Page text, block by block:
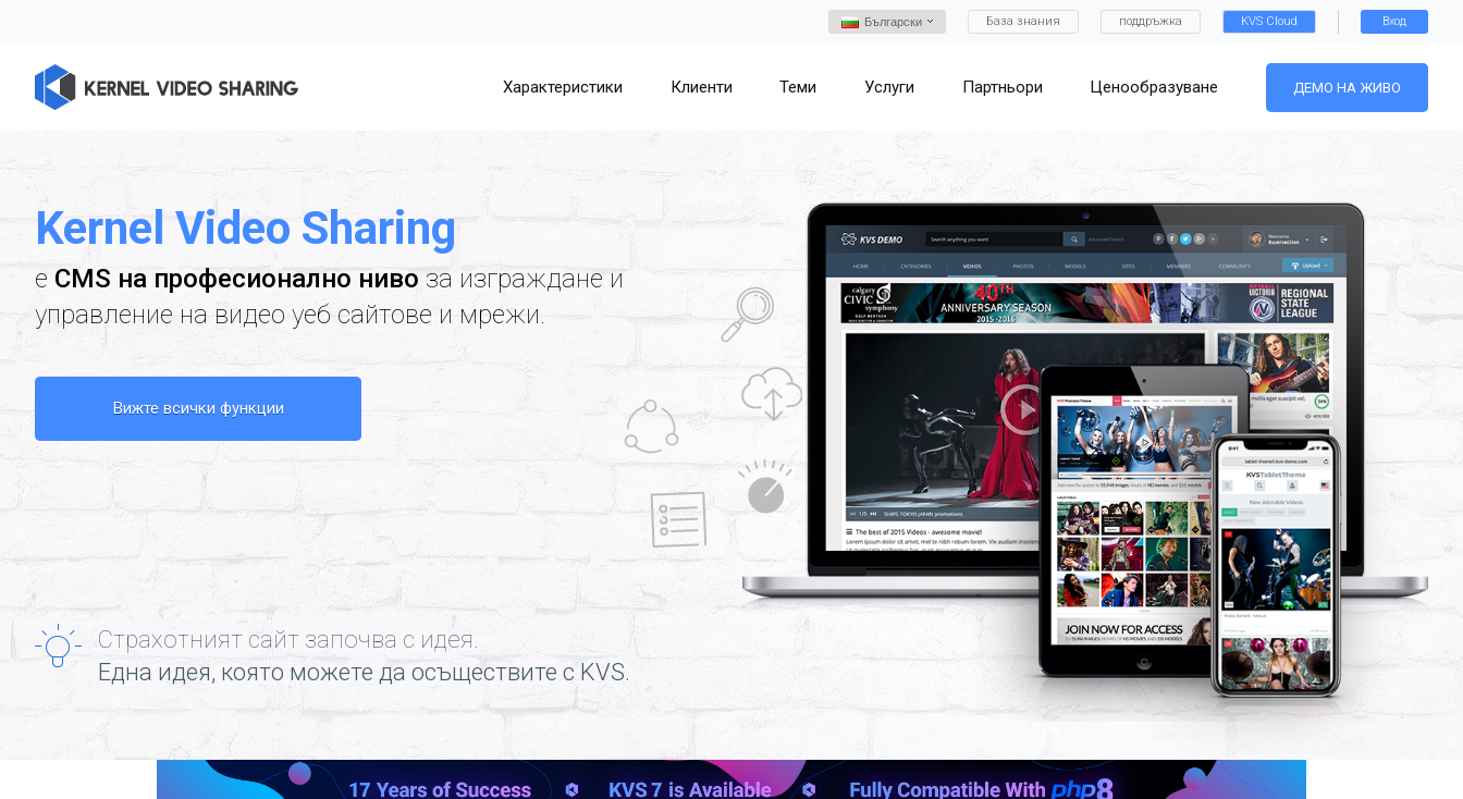
Български База знания поддръжка KVS Cloud Вход
Характеристики Клиенти Теми Услуги Партньори Ценообразуване ДЕМО НА ЖИВО
Kernel Video Sharing
е CMS на професионално нивоза изграждане и
управление на видео уеб сайтове и мрежи.
Вижте всички функции
Страхотният сайт започва с идея.
Една идея, която можете да осъществите с KVS.